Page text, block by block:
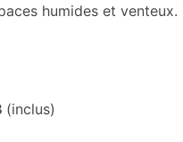
humides et venteux.
(inclus)